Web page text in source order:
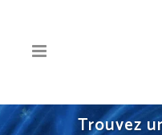
Trouvez